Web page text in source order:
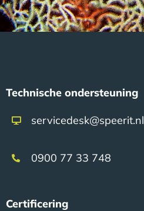
Technische ondersteuning
servicedesk@speerit.nl
0900 77 33 748
Certificering